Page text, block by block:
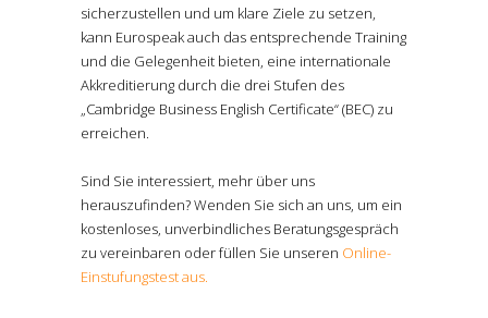
sicherzustellen und um klare Ziele zu setzen,
kann Eurospeak auch das entsprechende Training
und die Gelegenheit bieten, eine internationale
Akkreditierung durch die drei Stufen des
„Cambridge Business English Certificate“ (BEC) zu
erreichen.
Sind Sie interessiert, mehr über uns
herauszufinden? Wenden Sie sich an uns, um ein
kostenloses, unverbindliches Beratungsgespräch
zu vereinbaren oder füllen Sie unseren Online-
Einstufungstest aus.